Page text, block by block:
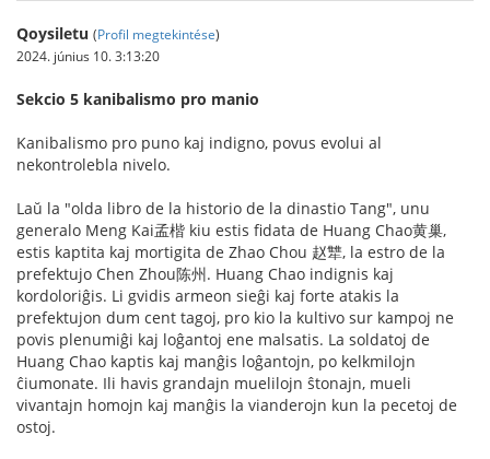
Qoysiletu (Profil megtekintése)
2024. június 10. 3:13:20
Sekcio 5 kanibalismo pro manio
Kanibalismo pro puno kaj indigno, povus evolui al
nekontrolebla nivelo.
Laŭ la "olda libro de la historio de la dinastio Tang", unu
generalo Meng Kai孟楷 kiu estis fidata de Huang Chao黄巢,
estis kaptita kaj mortigita de Zhao Chou 赵犨, la estro de la
prefektujo Chen Zhou陈州. Huang Chao indignis kaj
kordoloriĝis. Li gvidis armeon sieĝi kaj forte atakis la
prefektujon dum cent tagoj, pro kio la kultivo sur kampoj ne
povis plenumiĝi kaj loĝantoj ene malsatis. La soldatoj de
Huang Chao kaptis kaj manĝis loĝantojn, po kelkmilojn
ĉiumonate. Ili havis grandajn muelilojn ŝtonajn, mueli
vivantajn homojn kaj manĝis la vianderojn kun la pecetoj de
ostoj.